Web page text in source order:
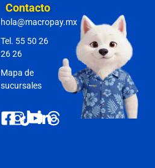
Contacto
hola@macropay.mx
Tel. 55 50 26
26 26
Mapa de
sucursales